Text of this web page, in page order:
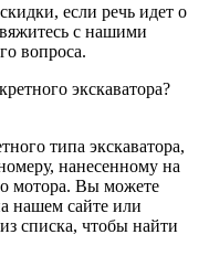
если речь идет о
с нашими
вопроса.
экскаватора?
типа экскаватора,
нанесенному на
мотора. Вы можете
нашем сайте или
списка, чтобы найти